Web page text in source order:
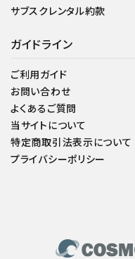
サブスクレンタル約款
ガイドライン
ご利用ガイド
お問い合わせ
よくあるご質問
当サイトについて
特定商取引法表示について
プライバシーポリシー